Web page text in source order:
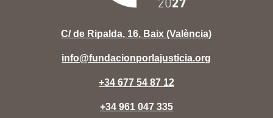
C/ de Ripalda, 16, Baix (València)
info@fundacionporlajusticia.org
+34 677 54 87 12
+34 961 047 335